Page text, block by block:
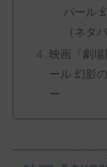
パール
（ネタ
映画『劇
ール 幻影
ー